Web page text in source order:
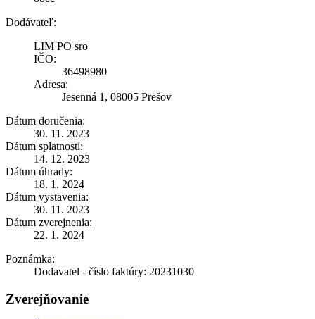
Dodávateľ:
LIM PO sro
IČO:
36498980
Adresa:
Jesenná 1, 08005 Prešov
Dátum doručenia:
30. 11. 2023
Dátum splatnosti:
14. 12. 2023
Dátum úhrady:
18. 1. 2024
Dátum vystavenia:
30. 11. 2023
Dátum zverejnenia:
22. 1. 2024
Poznámka:
Dodavatel - číslo faktúry: 20231030
Zverejňovanie